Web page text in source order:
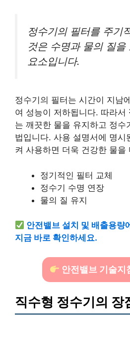
정수기의 필터를 주기
것은 수명과 물의 질을
요소입니다.
정수기의 필터는 시간이 지남
여 성능이 저하됩니다. 따라서
는 깨끗한 물을 유지하고 정수
법입니다. 사용 설명서에 명시
켜 사용하면 더욱 건강한 물을
정기적인 필터 교체
정수기 수명 연장
물의 질 유지
안전밸브 설치 및 배출용량
지금 바로 확인하세요.
안전밸브 기술지
직수형 정수기의 장